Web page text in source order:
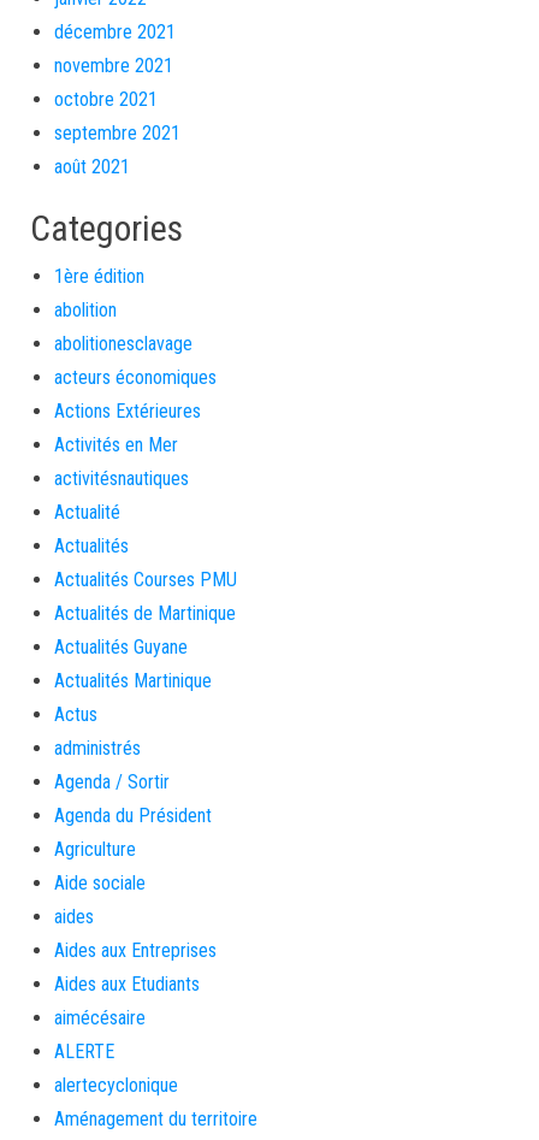
décembre 2021
novembre 2021
octobre 2021
septembre 2021
août 2021
Categories
1ère édition
abolition
abolitionesclavage
acteurs économiques
Actions Extérieures
Activités en Mer
activitésnautiques
Actualité
Actualités
Actualités Courses PMU
Actualités de Martinique
Actualités Guyane
Actualités Martinique
Actus
administrés
Agenda / Sortir
Agenda du Président
Agriculture
Aide sociale
aides
Aides aux Entreprises
Aides aux Etudiants
aimécésaire
ALERTE
alertecyclonique
Aménagement du territoire